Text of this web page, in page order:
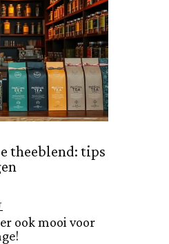
theeblend: tips
ook mooi voor